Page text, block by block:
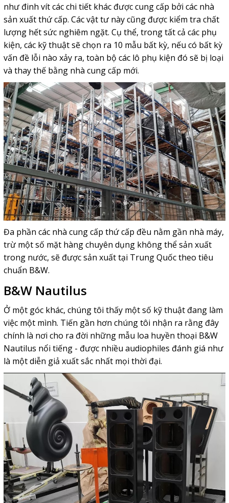
như đinh vít các chi tiết khác được cung cấp bởi các nhà
sản xuất thứ cấp. Các vật tư này cũng được kiểm tra chất
lượng hết sức nghiêm ngặt. Cụ thể, trong tất cả các phụ
kiện, các kỹ thuật sẽ chọn ra 10 mẫu bất kỳ, nếu có bất kỳ
vấn đề lỗi nào xảy ra, toàn bộ các lô phụ kiện đó sẽ bị loại
và thay thế bằng nhà cung cấp mới.
Đa phần các nhà cung cấp thứ cấp đều nằm gần nhà máy,
trừ một số mặt hàng chuyên dụng không thể sản xuất
trong nước, sẽ được sản xuất tại Trung Quốc theo tiêu
chuẩn B&W.
B&W Nautilus
Ở một góc khác, chúng tôi thấy một số kỹ thuật đang làm
việc một mình. Tiến gần hơn chúng tôi nhận ra rằng đây
chính là nơi cho ra đời những mẫu loa huyền thoại B&W
Nautilus nổi tiếng - được nhiều audiophiles đánh giá như
là một diễn giả xuất sắc nhất mọi thời đại.